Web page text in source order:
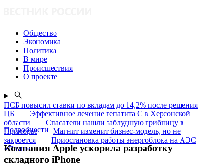
Общество
Экономика
Политика
В мире
Происшествия
О проекте
ПСБ повысил ставки по вкладам до 14,2% после решения
ЦБ
Эффективное лечение гепатита C в Херсонской
области
Спасатели нашли заблудшую грибницу в
Приморье
Магнит изменит бизнес-модель, но не
закроется
Приостановка работы энергоблока на АЭС
«Пакш»
Подробности
Компания Apple ускорила разработку
складного iPhone